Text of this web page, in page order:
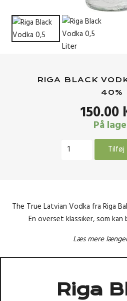
RIGA BLACK
40%
150.00
På
Riga
40%
antal
Tilføj
The True Latvian Vodka fra Riga
En overset klassiker, som
Læs mere
Riga